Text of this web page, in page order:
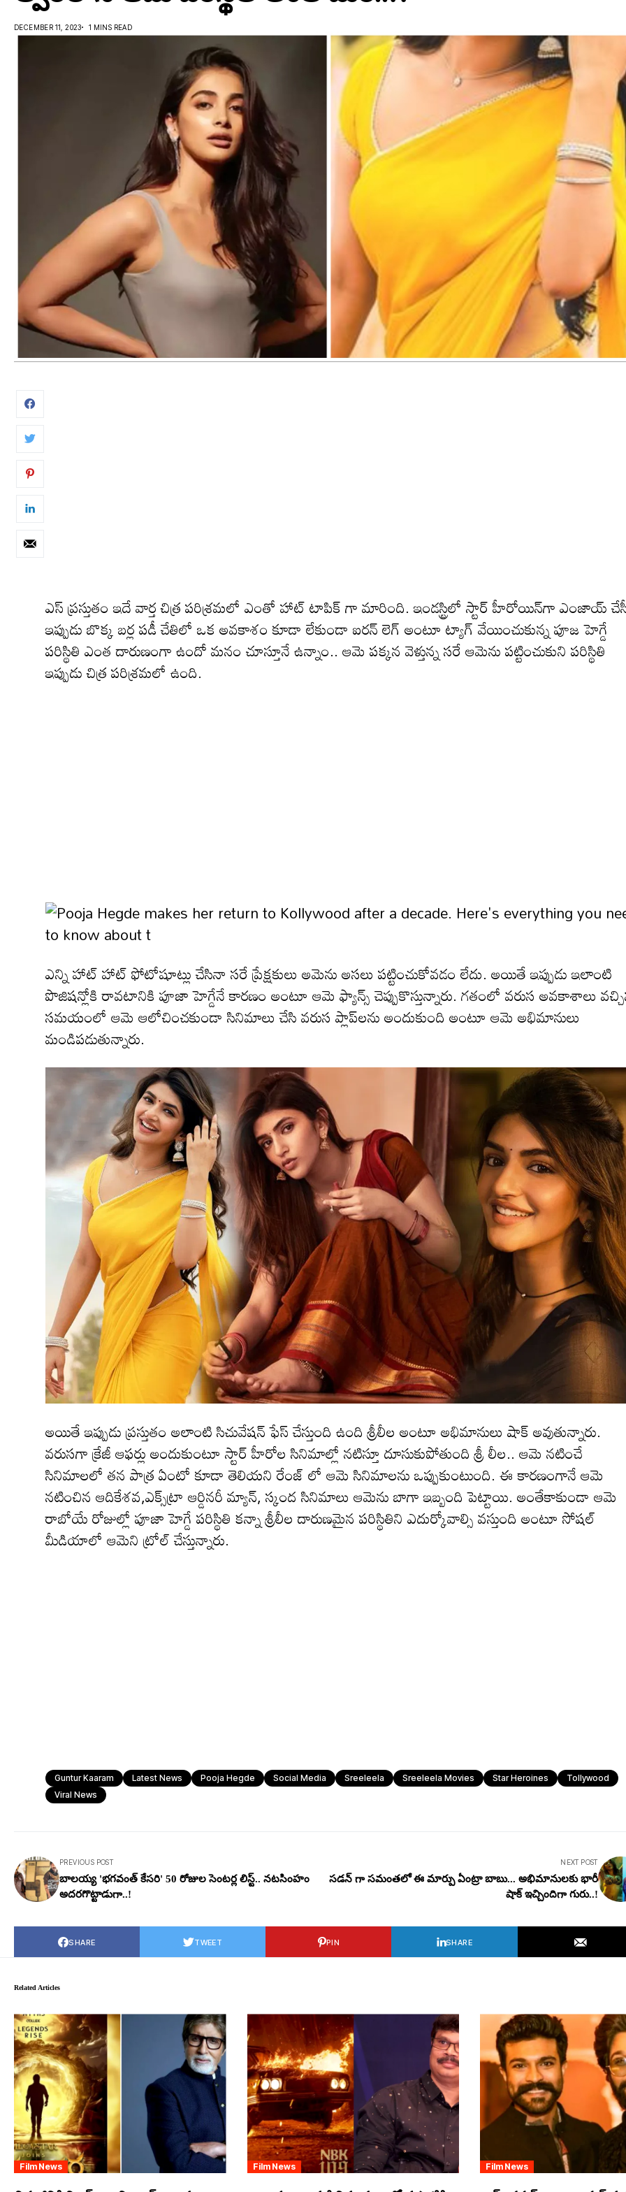
DECEMBER 11, 2023 1 MINS READ
ఎస్ ప్రస్తుతం ఇదే వార్త చిత్ర పరిశ్రమలో ఎంతో హాట్ టాపిక్ గా మారింది. ఇండస్ట్రిలో స్టార్ హీరోయిన్‌గా ఎంజాయ్
ఇప్పుడు బొక్క బర్ల పడీ చేతిలో ఒక అవకాశం కూడా లేకుండా ఐరన్ లెగ్ అంటూ ట్యాగ్ వేయించుకున్న పూజ హెగ్డే
పరిస్థితి ఎంత దారుణంగా ఉందో మనం చూస్తూనే ఉన్నాం.. ఆమె పక్కన‌ వెళ్తున్న సరే ఆమెను పట్టించుకుని పరిస్థితి
ఇప్పుడు చిత్ర పరిశ్రమలో ఉంది.
ఎన్ని హాట్ హాట్ ఫోటోషూట్లు చేసినా సరే ప్రేక్షకులు అమెను అసలు పట్టించుకోవడం లేదు. అయితే ఇప్పుడు ఇలాంటి
పొజిషన్లోకి రావటానికి పూజా హెగ్డేనే కారణం అంటూ ఆమె ఫ్యాన్స్ చెప్పుకొస్తున్నారు. గతంలో వరుస అవకాశాలు
సమయంలో ఆమె ఆలోచించకుండా సినిమాలు చేసి వరుస ప్లాప్‌లను అందుకుంది అంటూ ఆమె అభిమానులు
మండిపడుతున్నారు.
అయితే ఇప్పుడు ప్రస్తుతం అలాంటి సిచువేషన్ ఫేస్ చేస్తుంది ఉంది శ్రీలీల అంటూ అభిమానులు షాక్ అవుతున్నారు.
వరుసగా క్రేజీ ఆఫర్లు అందుకుంటూ స్టార్ హీరోల సినిమాల్లో నటిస్తూ దూసుకుపోతుంది శ్రీ లీల.. ఆమె నటించే
సినిమాలలో తన పాత్ర ఏంటో కూడా తెలియని రేంజ్ లో ఆమె సినిమాలను ఒప్పుకుంటుంది. ఈ కారణంగానే ఆమె
నటించిన ఆదికేశవ,ఎక్స్‌ట్రా ఆర్డినరీ మ్యాన్, స్కంద సినిమాలు ఆమెను బాగా ఇబ్బంది పెట్టాయి. అంతేకాకుండా ఆమె
రాబోయే రోజుల్లో పూజా హెగ్డే పరిస్థితి కన్నా శ్రీలీల‌ దారుణమైన పరిస్థితిని ఎదుర్కోవాల్సి వస్తుంది అంటూ సోషల్
మీడియాలో ఆమెని ట్రోల్ చేస్తున్నారు.
Guntur Kaaram Latest News Pooja Hegde Social Media Sreeleela Sreeleela Movies Star Heroines
Tollywood
Viral News
PREVIOUS POST
బాలయ్య 'భ‌గ‌వంత్‌ కేసరి' 50 రోజుల సెంట‌ర్ల లిస్ట్‌.. నట‌సింహం
అదరగొట్టాడుగా..!
NEXT POST
సడన్ గా సమంతలో ఈ మార్పు ఏంట్రా బాబు... అభిమానులకు భారీ
షాక్ ఇచ్చిందిగా గురు..!
SHARE TWEET PIN SHARE
Related Articles
Film News Film News Film News